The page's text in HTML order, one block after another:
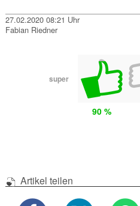
27.02.2020 08:21 Uhr
Fabian Riedner
super
90 %
Artikel teilen